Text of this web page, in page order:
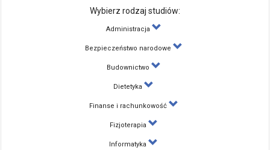
Wybierz rodzaj studiów:
Administracja
Bezpieczeństwo narodowe
Budownictwo
Dietetyka
Finanse i rachunkowość
Fizjoterapia
Informatyka